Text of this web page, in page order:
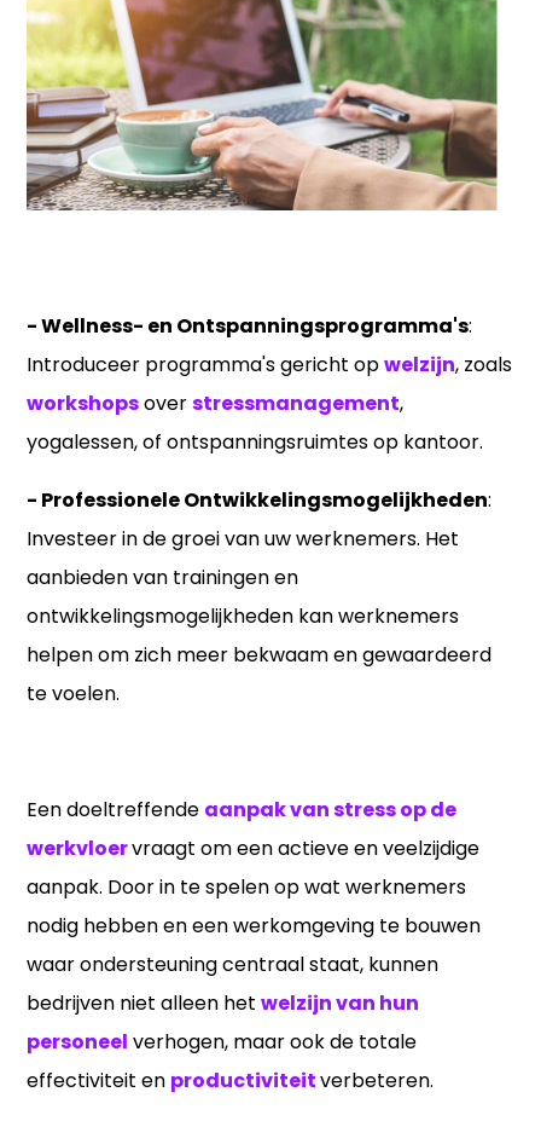
- Wellness- en Ontspanningsprogramma's:
Introduceer programma's gericht opwelzijn, zoals
workshopsoverstressmanagement,
yogalessen, of ontspanningsruimtes op kantoor.
- Professionele Ontwikkelingsmogelijkheden:
Investeer in de groei van uw werknemers. Het
aanbieden van trainingen en
ontwikkelingsmogelijkheden kan werknemers
helpen om zich meer bekwaam en gewaardeerd
te voelen.
Een doeltreffende aanpak van stress op de
werkvloervraagt om een actieve en veelzijdige
aanpak. Door in te spelen op wat werknemers
nodig hebben en een werkomgeving te bouwen
waar ondersteuning centraal staat, kunnen
bedrijven niet alleen hetwelzijn van hun
personeel verhogen, maar ook de totale
effectiviteit en productiviteitverbeteren.